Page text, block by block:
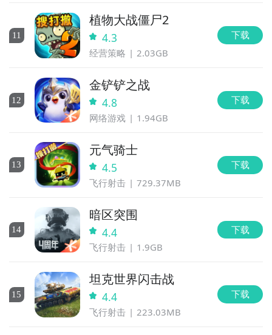
11
植物大战僵尸2
4.3
经营策略 2.03GB
下载
12
金铲铲之战
4.8
网络游戏 1.94GB
下载
13
元气骑士
4.5
飞行射击 729.37MB
下载
14
暗区突围
4.4
飞行射击 1.9GB
下载
15
坦克世界闪击战
4.4
飞行射击 223.03MB
下载